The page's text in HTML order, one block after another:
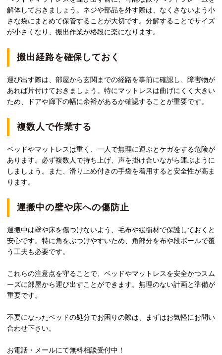
解体しておきましょう。ネジや部品を外す際は、なくさないよう小
さな袋にまとめて保管することが大切です。分解することでサイズ
が小さくなり、搬出作業が格段に楽になります。
搬出経路を確保しておく
運び出す際は、部屋から玄関までの経路を事前に確認し、障害物が
あれば片付けておきましょう。特にマットレスは曲げにくく大きい
ため、ドアや廊下の幅に余裕があるか確認することが重要です。
複数人で作業する
ベッドやマットレスは重く、一人で無理に運ぶとケガをする危険が
あります。必ず複数人で持ち上げ、声を掛け合いながら運ぶように
しましょう。また、滑り止め付きの手袋を着用すると安全性が高ま
ります。
運搬中の壁や床への傷防止
運搬中は壁や床を傷つけないよう、毛布や緩衝材で保護しておくと
安心です。特に角をぶつけやすいため、角部分を布や段ボールで覆
う工夫も必要です。
これらの注意点を守ることで、ベッドやマットレスを安全かつスム
ーズに部屋から運び出すことができます。無理のない計画と準備が
重要です。
不要になったベッドの処分でお困りの際は、まずはお気軽にお問い
合わせ下さい。
お電話・メールにて無料相談受付中！